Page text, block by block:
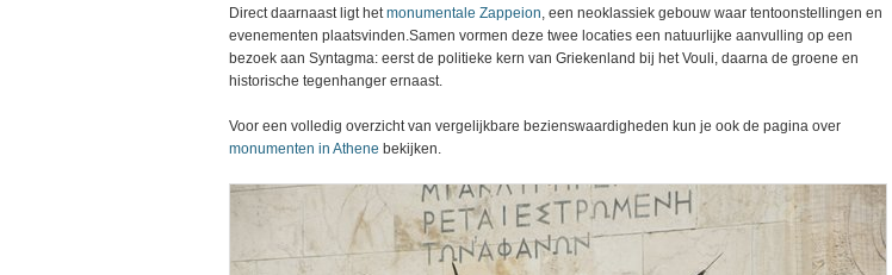
Direct daarnaast ligt hetmonumentale Zappeion, een neoklassiek gebouw waar tentoonstellingen en
evenementen plaatsvinden.Samen vormen deze twee locaties een natuurlijke aanvulling op een
bezoek aan Syntagma: eerst de politieke kern van Griekenland bij het Vouli, daarna de groene en
historische tegenhanger ernaast.
Voor een volledig overzicht van vergelijkbare bezienswaardigheden kun je ook de pagina over
monumenten in Athene bekijken.